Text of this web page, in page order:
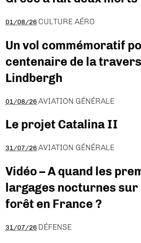
01/08/26 CULTURE AÉRO
Un vol commémoratif
centenaire de la
Lindbergh
01/08/26 AVIATION GÉNÉRALE
Le projet Catalina II
31/07/26 AVIATION GÉNÉRALE
Vidéo – A quand les
largages nocturnes sur
forêt en France ?
31/07/26 DÉFENSE